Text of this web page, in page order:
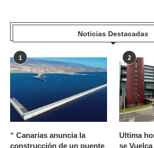
Noticias Destacadas
1
“ Canarias anuncia la
construcción de un puente
2
Ultima
se